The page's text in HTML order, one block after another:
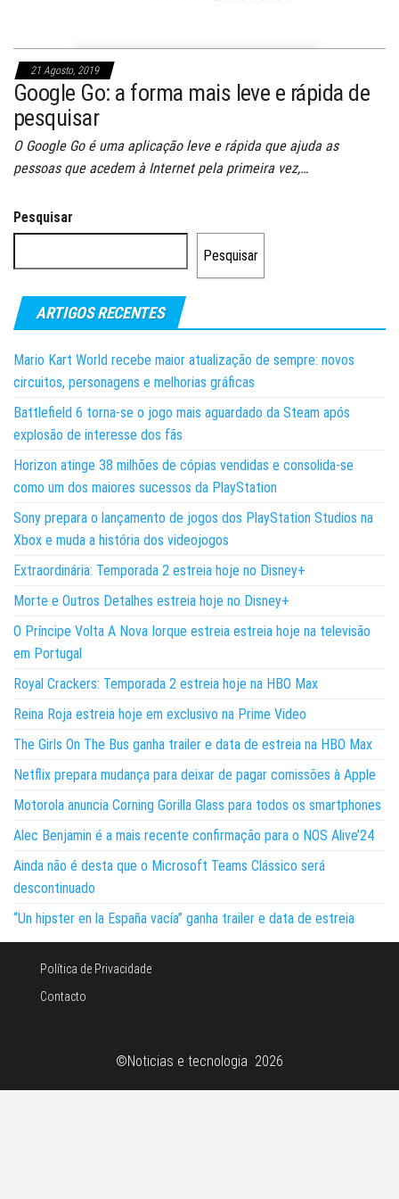
21 Agosto, 2019
Google Go: a forma mais leve e rápida de
pesquisar
O Google Go é uma aplicação leve e rápida que ajuda as
pessoas que acedem à Internet pela primeira vez,…
Pesquisar
Pesquisar
ARTIGOS RECENTES
Mario Kart World recebe maior atualização de sempre: novos
circuitos, personagens e melhorias gráficas
Battlefield 6 torna-se o jogo mais aguardado da Steam após
explosão de interesse dos fãs
Horizon atinge 38 milhões de cópias vendidas e consolida-se
como um dos maiores sucessos da PlayStation
Sony prepara o lançamento de jogos dos PlayStation Studios na
Xbox e muda a história dos videojogos
Extraordinária: Temporada 2 estreia hoje no Disney+
Morte e Outros Detalhes estreia hoje no Disney+
O Príncipe Volta A Nova Iorque estreia estreia hoje na televisão
em Portugal
Royal Crackers: Temporada 2 estreia hoje na HBO Max
Reina Roja estreia hoje em exclusivo na Prime Video
The Girls On The Bus ganha trailer e data de estreia na HBO Max
Netflix prepara mudança para deixar de pagar comissões à Apple
Motorola anuncia Corning Gorilla Glass para todos os smartphones
Alec Benjamin é a mais recente confirmação para o NOS Alive’24
Ainda não é desta que o Microsoft Teams Clássico será
descontinuado
“Un hipster en la España vacía” ganha trailer e data de estreia
Política de Privacidade
Contacto
©Noticias e tecnologia 2026